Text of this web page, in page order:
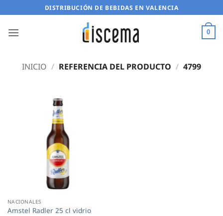
al
contenido
DISTRIBUCIÓN DE BEBIDAS EN VALENCIA
0
INICIO / REFERENCIA DEL PRODUCTO / 4799
NACIONALES
Amstel Radler 25 cl vidrio